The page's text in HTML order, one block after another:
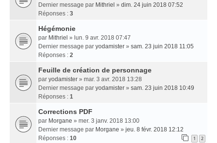
Dernier message par Mithriel » dim. 24 juin 2018 07:52
Réponses : 3
Hégémonie
par Mithriel » lun. 9 avr. 2018 07:47
Dernier message par yodamister » sam. 23 juin 2018 11:05
Réponses : 2
Feuille de création de personnage
par yodamister » mar. 3 avr. 2018 13:28
Dernier message par yodamister » sam. 23 juin 2018 10:49
Réponses : 1
Corrections PDF
par Morgane » mer. 3 janv. 2018 13:00
Dernier message par Morgane » jeu. 8 févr. 2018 12:12
Réponses : 10 1 2